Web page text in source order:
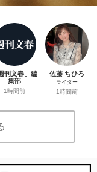
刊文春」編
集部
1時間前
佐藤 ちひろ
ライター
1時間前